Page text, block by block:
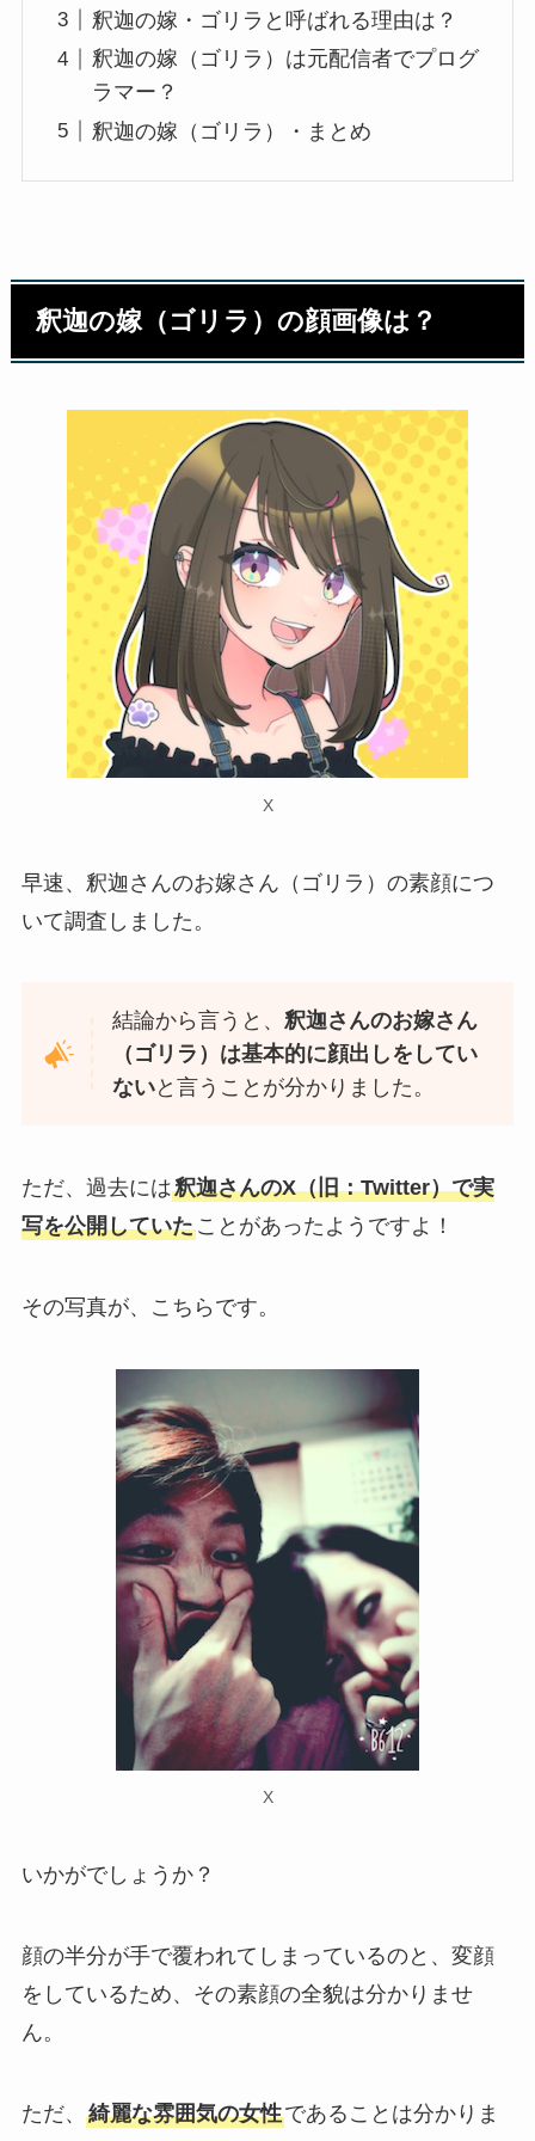
釈迦の嫁・ゴリラと呼ばれる理由は？
釈迦の嫁（ゴリラ）は元配信者でプログ
ラマー？
釈迦の嫁（ゴリラ）・まとめ
釈迦の嫁（ゴリラ）の顔画像は？
X
早速、釈迦さんのお嫁さん（ゴリラ）の素顔につ
いて調査しました。
結論から言うと、釈迦さんのお嫁さん
（ゴリラ）は基本的に顔出しをしてい
ないと言うことが分かりました。
ただ、過去には釈迦さんのX（旧：Twitter）で実
写を公開していたことがあったようですよ！
その写真が、こちらです。
X
いかがでしょうか？
顔の半分が手で覆われてしまっているのと、変顔
をしているため、その素顔の全貌は分かりませ
ん。
ただ、 綺麗な雰囲気の女性であることは分かりま